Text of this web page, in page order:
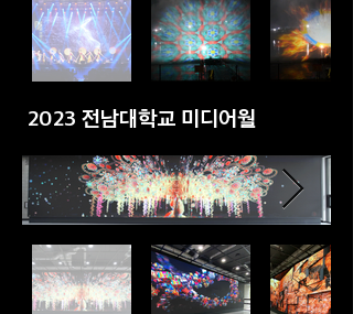
2023 전남대학교 미디어월